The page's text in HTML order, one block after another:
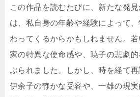
この作品を読むたびに、新たな発
は、私自身の年齢や経験によって
わってくるからかもしれません。
家の特異な使命感や、暁子の悲劇
ぶられました。しかし、時を経て
伊余子の静かな受容や、一雄の現